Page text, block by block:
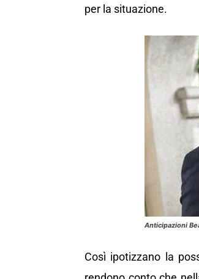
per la situazione.
Anticipazioni
Così ipotizzano la